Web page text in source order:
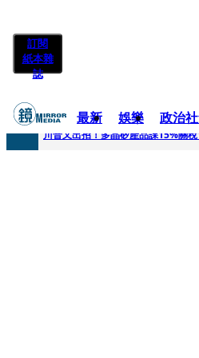
訂閱
紙本雜
誌
最新 娛樂 政治
快訊
川普又出招！多晶矽產品課15%關